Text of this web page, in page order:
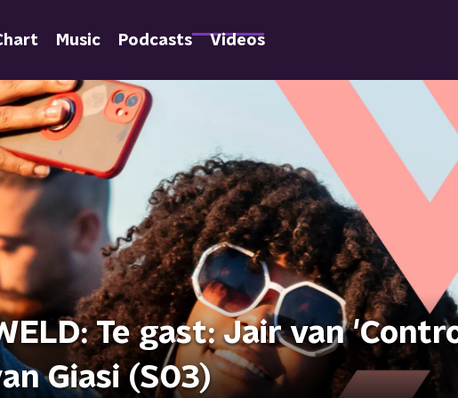
Music Podcasts Videos
Te gast: Jair van
Giasi (S03)